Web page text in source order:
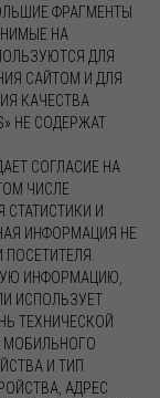
ФРАГМЕНТЫ
НА
ДЛЯ
САЙТОМ И ДЛЯ
КАЧЕСТВА
НЕ СОДЕРЖАТ
СОГЛАСИЕ НА
ЧИСЛЕ
И
ИНФОРМАЦИЯ НЕ
ИНФОРМАЦИЮ,
ИСПОЛЬЗУЕТ
ТЕХНИЧЕСКОЙ
МОБИЛЬНОГО
И ТИП
АДРЕС